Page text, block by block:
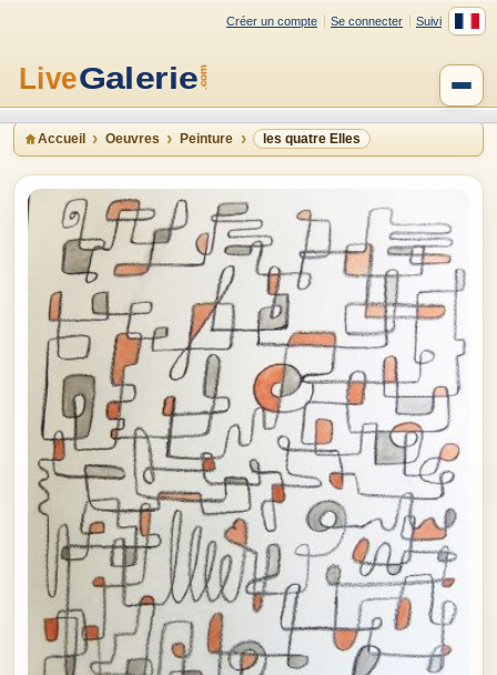
Créer un compte Se connecter Suivi
Accueil Oeuvres Peinture les quatre Elles